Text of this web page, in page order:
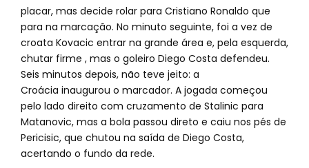
placar, mas decide rolar para Cristiano Ronaldo que
para na marcação. No minuto seguinte, foi a vez de
croata Kovacic entrar na grande área e, pela esquerda,
chutar firme , mas o goleiro Diego Costa defendeu.
Seis minutos depois, não teve jeito: a
Croácia inaugurou o marcador. A jogada começou
pelo lado direito com cruzamento de Stalinic para
Matanovic, mas a bola passou direto e caiu nos pés de
Pericisic, que chutou na saída de Diego Costa,
acertando o fundo da rede.